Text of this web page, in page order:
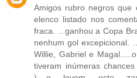
Amigos rubro negros que
elenco listado nos
fraca. ...ganhou a Copa
nenhum gol excepicional.
Willie, Gabriel e
tiveram inúmeras